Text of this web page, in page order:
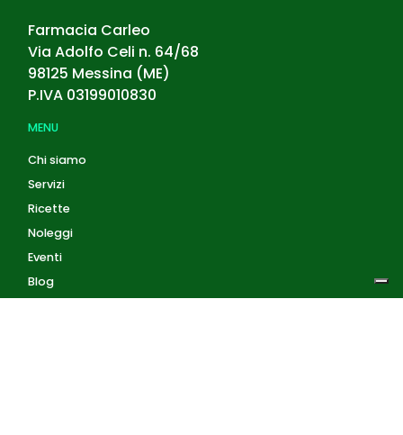
Farmacia Carleo
Via Adolfo Celi n. 64/68
98125 Messina (ME)
P.IVA 03199010830
MENU
Chi siamo
Servizi
Ricette
Noleggi
Eventi
Blog